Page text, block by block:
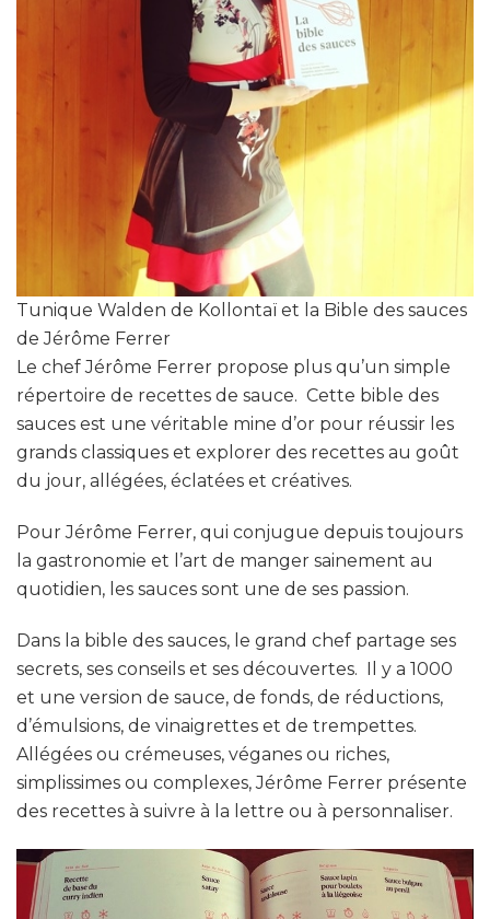
Tunique Walden de Kollontaï et la Bible des sauces
de Jérôme Ferrer
Le chef Jérôme Ferrer propose plus qu’un simple
répertoire de recettes de sauce. Cette bible des
sauces est une véritable mine d’or pour réussir les
grands classiques et explorer des recettes au goût
du jour, allégées, éclatées et créatives.
Pour Jérôme Ferrer, qui conjugue depuis toujours
la gastronomie et l’art de manger sainement au
quotidien, les sauces sont une de ses passion.
Dans la bible des sauces, le grand chef partage ses
secrets, ses conseils et ses découvertes. Il y a 1000
et une version de sauce, de fonds, de réductions,
d’émulsions, de vinaigrettes et de trempettes.
Allégées ou crémeuses, véganes ou riches,
simplissimes ou complexes, Jérôme Ferrer présente
des recettes à suivre à la lettre ou à personnaliser.